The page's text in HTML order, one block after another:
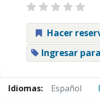
Hacer
Ingresar
Idiomas: Español